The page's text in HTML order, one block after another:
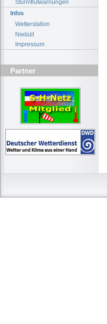
Sturmflutwarnungen
Infos
Wetterstation
Niebüll
Impressum
Partner